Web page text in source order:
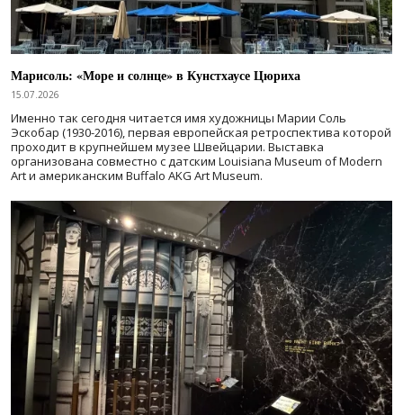
Марисоль: «Море и солнце» в Кунстхаусе Цюриха
15.07.2026
Именно так сегодня читается имя художницы Марии Соль
Эскобар (1930-2016), первая европейская ретроспектива которой
проходит в крупнейшем музее Швейцарии. Выставка
организована совместно с датским Louisiana Museum of Modern
Art и американским Buffalo AKG Art Museum.